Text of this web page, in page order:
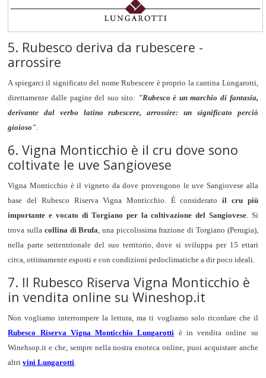
5. Rubesco deriva da rubescere -
arrossire
A spiegarci il significato del nome Rubescere è proprio la cantina Lungarotti,
direttamente dalle pagine del suo sito: "Rubesco è un marchio di fantasia,
derivante dal verbo latino rubescere, arrossire: un significato perciò
gioioso"
6. Vigna Monticchio è il cru dove sono
coltivate le uve Sangiovese
Vigna Monticchio è il vigneto da dove provengono le uve Sangiovese alla
base del Rubesco Riserva Vigna Monticchio. É consideratoil cru più
importante e vocato di Torgiano per la coltivazione del Sangiovese. Si
trova sulla collina di Brufa , una piccolissima frazione di Torgiano (Perugia),
nella parte settentrionale del suo territorio, dove si sviluppa per 15 ettari
circa, ottimamente esposti e con condizioni pedoclimatiche a dir poco ideali.
7. Il Rubesco Riserva Vigna Monticchio è
in vendita online su Wineshop.it
Non vogliamo interrompere la lettura, ma ti vogliamo solo ricordare che il
Rubesco Riserva Vigna Monticchio Lungarotti è in vendita online su
Winehsop.it e che, sempre nella nostra enoteca online, puoi acquistare anche
altrivini Lungarotti